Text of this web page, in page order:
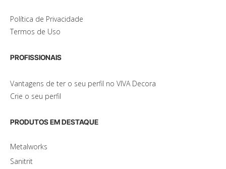
Política de Privacidade
Termos de Uso
PROFISSIONAIS
Vantagens de ter o seu perfil no VIVA Decora
Crie o seu perfil
PRODUTOS EM DESTAQUE
Metalworks
Sanitrit